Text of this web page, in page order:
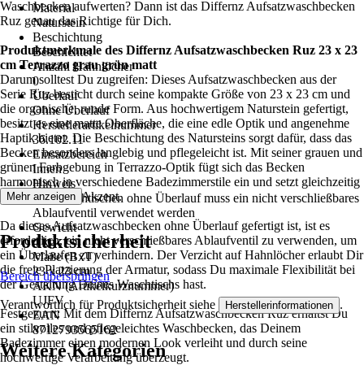
Material
Naturstein
Beschichtung
Beschichtet
Anzahl Hahnlöcher
0
Überlauf
Ohne Überlauf
Herstellerartikelnummer
36.102.11
Einsatzbereich
Innen
Hinweis
Bei Waschtischen ohne Überlauf muss ein nicht verschließbares
Ablaufventil verwendet werden
Gewicht
4 kg
Maße (BxT)
23 x 23 cm
AKN (Artikelkurznummer)
UJFV
EAN
8712793565162
Waschbecken aufwerten? Dann ist das Differnz Aufsatzwaschbecken
Ruz genau das Richtige für Dich.
Produktmerkmale des Differnz Aufsatzwaschbecken Ruz 23 x 23
cm Terrazzo grau grün matt
Darum solltest Du zugreifen: Dieses Aufsatzwaschbecken aus der
Serie Ruz besticht durch seine kompakte Größe von 23 x 23 cm und
die organische, runde Form. Aus hochwertigem Naturstein gefertigt,
besitzt es eine matte Oberfläche, die eine edle Optik und angenehme
Haptik bietet. Die Beschichtung des Natursteins sorgt dafür, dass das
Becken besonders langlebig und pflegeleicht ist. Mit seiner grauen und
grünen Farbgebung in Terrazzo-Optik fügt sich das Becken
harmonisch in verschiedene Badezimmerstile ein und setzt gleichzeitig
einen trendigen Akzent.
Da dieses Aufsatzwaschbecken ohne Überlauf gefertigt ist, ist es
erforderlich, ein nicht verschließbares Ablaufventil zu verwenden, um
ein Überlaufen zu verhindern. Der Verzicht auf Hahnlöcher erlaubt Dir
die freie Platzierung der Armatur, sodass Du maximale Flexibilität bei
der Gestaltung Deines Waschtischs hast.
Festgezurrt: Mit dem Differnz Aufsatzwaschbecken Ruz erhältst Du
ein stilvolles und pflegeleichtes Waschbecken, das Deinem
Badezimmer einen modernen Look verleiht und durch seine
hochwertige Verarbeitung überzeugt.
Mehr anzeigen
Produktsicherheit
Bereich überspringen
Verantwortlich für Produktsicherheit siehe Herstellerinformationen .
Weitere Kategorien